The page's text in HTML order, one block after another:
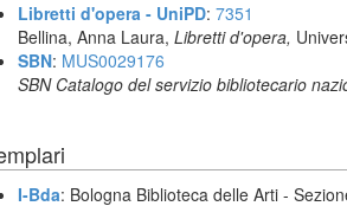
Libretti d'opera - UniPD: 7351
Bellina, Anna Laura, Libretti d'opera,
SBN: MUS0029176
SBN Catalogo del servizio bibliotecario
I-Bda: Bologna Biblioteca delle Arti -